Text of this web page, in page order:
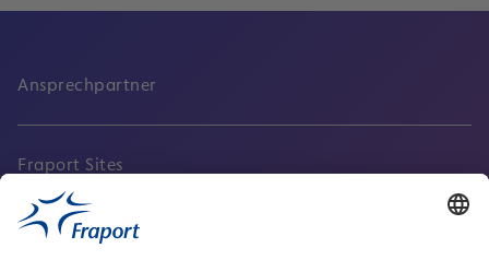
Ansprechpartner
Fraport Sites
Aktuell